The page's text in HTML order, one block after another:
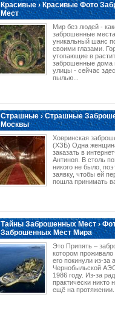
Красивые › Красивые Фото
Мест
Мир без людей -
заброшенные
уникальный шанс
своими глазами.
утопающие в
заброшенные дома
улицы - сейчас
пылью...
Страшные › Страшные
Москвы
Ховринская
(ХЗБ) Одна
заказать в
Антиноя. В столь
никого не было,
заявку, чтобы ей
пошла принимать
Тайны Заброшенных Мест ›
Заброшенных Мест Мира
Это Припять –
котором
его покинули из-за
Чернобыльской
1986 году. Из-за
практически никто
ещё на протяжении...